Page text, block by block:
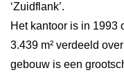
‘Zuidflank’.
Het kantoor is in 1993
3.439 m² verdeeld
gebouw is een